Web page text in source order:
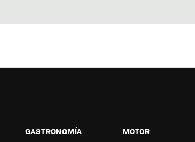
ter
ebo tub
GASTRONOMÍA MOTOR